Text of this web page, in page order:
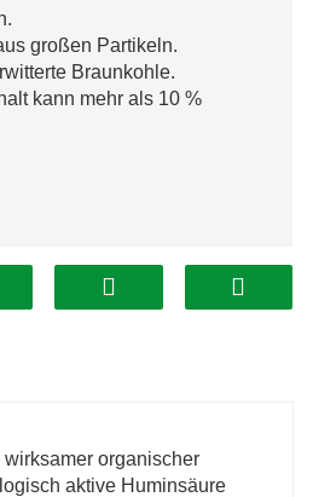
großen Partikeln.
Braunkohle.
kann mehr als 10 %
organischer
aktive Huminsäure